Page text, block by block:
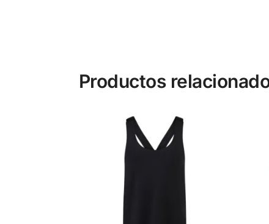
Productos